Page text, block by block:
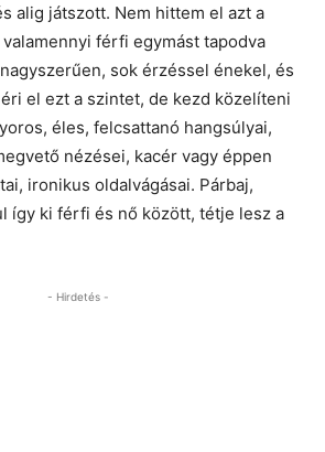
alig játszott. Nem hittem el azt a
férfi egymást tapodva
sok érzéssel énekel, és
el ezt a szintet, de kezd közelíteni
éles, felcsattanó hangsúlyai,
nézései, kacér vagy éppen
ironikus oldalvágásai. Párbaj,
így ki férfi és nő között, tétje lesz a
- Hirdetés -